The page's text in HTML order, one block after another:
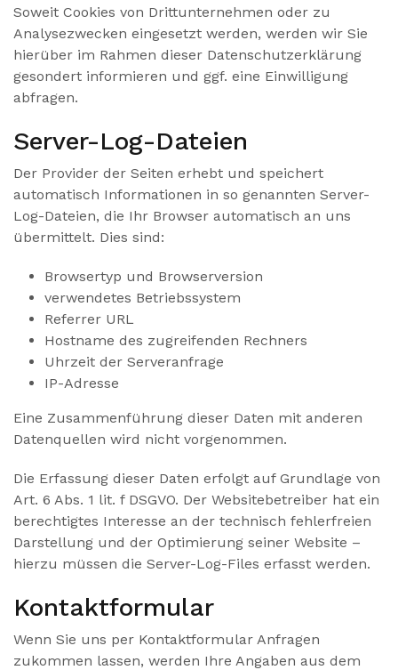
Soweit Cookies von Drittunternehmen oder zu
Analysezwecken eingesetzt werden, werden wir Sie
hierüber im Rahmen dieser Datenschutzerklärung
gesondert informieren und ggf. eine Einwilligung
abfragen.
Server-Log-Dateien
Der Provider der Seiten erhebt und speichert
automatisch Informationen in so genannten Server-
Log-Dateien, die Ihr Browser automatisch an uns
übermittelt. Dies sind:
Browsertyp und Browserversion
verwendetes Betriebssystem
Referrer URL
Hostname des zugreifenden Rechners
Uhrzeit der Serveranfrage
IP-Adresse
Eine Zusammenführung dieser Daten mit anderen
Datenquellen wird nicht vorgenommen.
Die Erfassung dieser Daten erfolgt auf Grundlage von
Art. 6 Abs. 1 lit. f DSGVO. Der Websitebetreiber hat ein
berechtigtes Interesse an der technisch fehlerfreien
Darstellung und der Optimierung seiner Website –
hierzu müssen die Server-Log-Files erfasst werden.
Kontaktformular
Wenn Sie uns per Kontaktformular Anfragen
zukommen lassen, werden Ihre Angaben aus dem